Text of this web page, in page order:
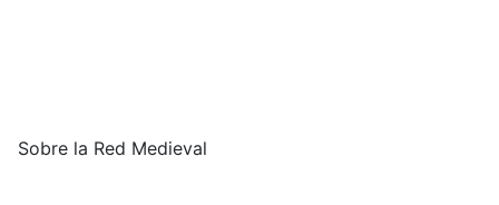
Sobre la Red Medieval